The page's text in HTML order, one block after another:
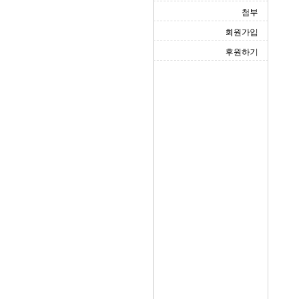
첨부
회원가입
후원하기